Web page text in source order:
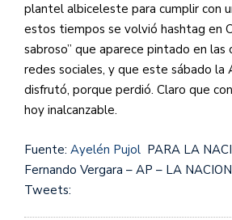
plantel albiceleste para cumplir con
estos tiempos se volvió hashtag en
sabroso” que aparece pintado en las
redes sociales, y que este sábado la
disfrutó, porque perdió. Claro que
hoy inalcanzable.
Fuente: Ayelén Pujol PARA LA
Fernando Vergara – AP – LA
Tweets: